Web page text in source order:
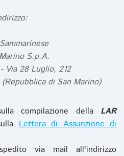
S.p.A.
Via 28 Luglio, 212
di San Marino)
compilazione della LAR
Lettera di Assunzione di
via mail all'indirizzo